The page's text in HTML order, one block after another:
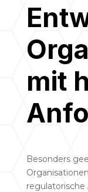
mit
Besonders
regulatorische